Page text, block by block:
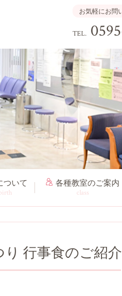
お気軽にお問
TEL.
ついて 各種教室のご案内
class
行事食のご紹介